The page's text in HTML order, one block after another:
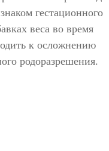
гестационного
веса во время
к осложнению
родоразрешения.